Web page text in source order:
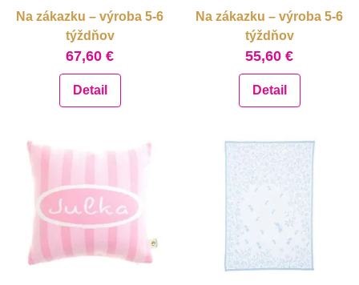
Na zákazku – výroba 5-6
týždňov
67,60 €
Detail
Na zákazku – výroba 5-6
týždňov
55,60 €
Detail